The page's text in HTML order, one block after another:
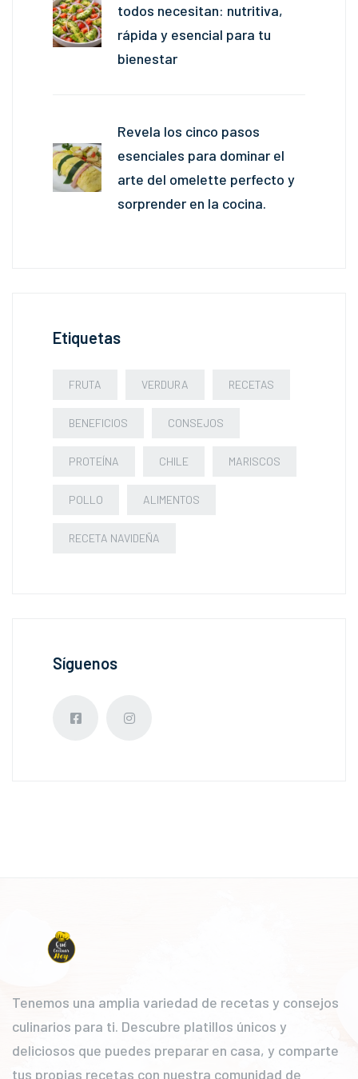
todos necesitan: nutritiva,
rápida y esencial para tu
bienestar
Revela los cinco pasos
esenciales para dominar el
arte del omelette perfecto y
sorprender en la cocina.
Etiquetas
FRUTA VERDURA RECETAS
BENEFICIOS CONSEJOS
PROTEÍNA CHILE MARISCOS
POLLO ALIMENTOS
RECETA NAVIDEÑA
Síguenos
Tenemos una amplia variedad de recetas y consejos
culinarios para ti. Descubre platillos únicos y
deliciosos que puedes preparar en casa, y comparte
tus propias recetas con nuestra comunidad de